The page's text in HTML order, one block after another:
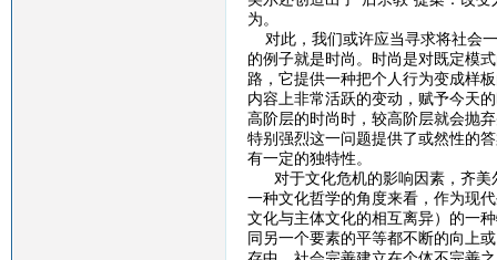
为。
对此，我们或许应当寻求将社会
的例子就是时尚。时尚是对既定模
路，它提供一种把个人行为变成样
内容上非常活跃的变动，赋予今天
高阶层的时尚时，较高阶层就会抛
特别强烈这一问题提供了或然性的
有一定的独特性。
对于文化危机的影响因素，齐美
一种文化哲学的角度来看，作为现
文化与主体文化的相互离异）的一
同另一个要素的平等都不断的向上